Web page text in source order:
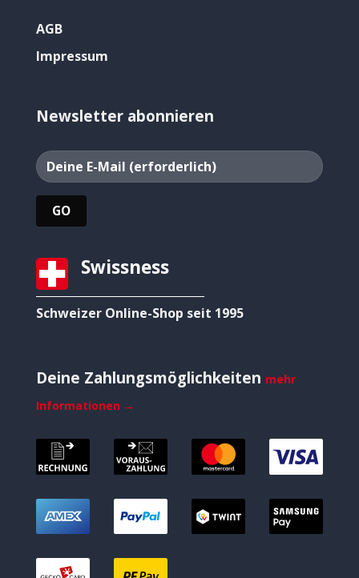
AGB
Impressum
Newsletter abonnieren
Swissness
Schweizer Online-Shop seit 1995
Deine Zahlungsmöglichkeiten mehr
Informationen →